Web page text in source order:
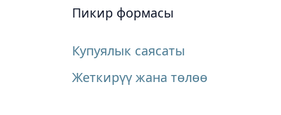
Пикир формасы
Купуялык саясаты
Жеткирүү жана төлөө